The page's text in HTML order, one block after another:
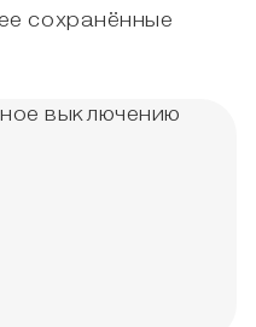
сохранённые